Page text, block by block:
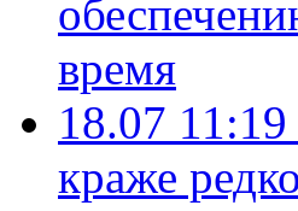
время
18.07 11:19
краже